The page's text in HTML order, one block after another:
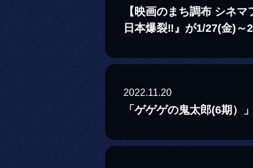
【映画のまち調布 シネ
日本爆裂‼』が1/27(金)～
2022.11.20
「ゲゲゲの鬼太郎(6期）